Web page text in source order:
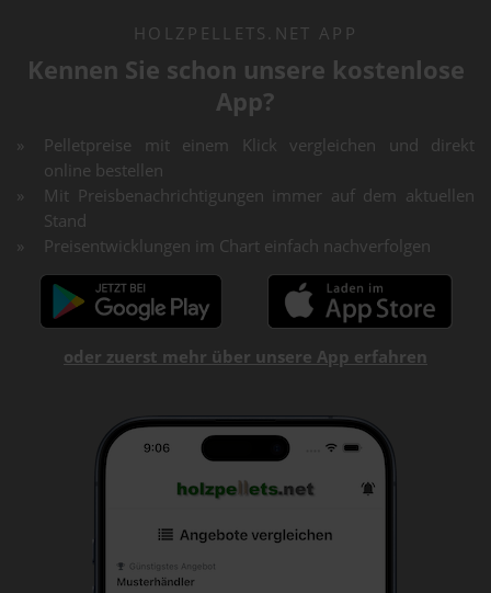
HOLZPELLETS.NET APP
Kennen Sie schon unsere kostenlose
App?
Pelletpreise mit einem Klick vergleichen und direkt
online bestellen
Mit Preisbenachrichtigungen immer auf dem aktuellen
Stand
Preisentwicklungen im Chart einfach nachverfolgen
oder zuerst mehr über unsere App erfahren